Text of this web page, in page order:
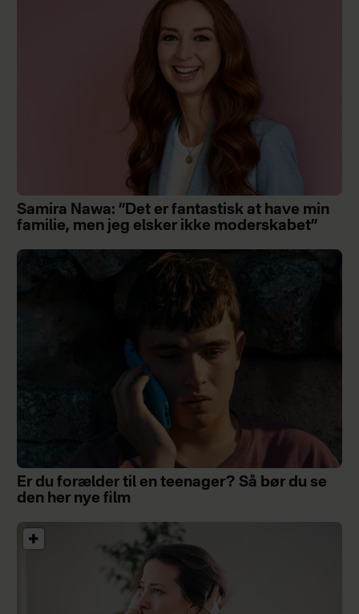
Samira Nawa: ”Det er fantastisk at have min
familie, men jeg elsker ikke moderskabet”
Er du forælder til en teenager? Så bør du se
den her nye film